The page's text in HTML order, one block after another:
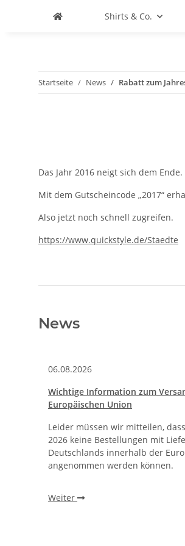
Shirts & Co.
Startseite News Rabatt zum
Das Jahr 2016 neigt sich dem
Mit dem Gutscheincode „2017“
Also jetzt noch schnell zugreifen.
https://www.quickstyle.de/Staedte
News
06.08.2026
Wichtige Information zum
Europäischen Union
Leider müssen wir mitteilen,
2026 keine Bestellungen mit
Deutschlands innerhalb der
angenommen werden können.
Weiter